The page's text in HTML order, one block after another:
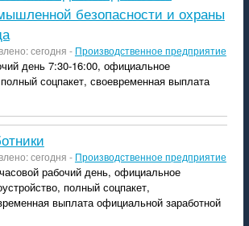
безопасности и охраны
сегодня - Производственное предприятие
день 7:30-16:00, официальное
соцпакет, своевременная выплата
сегодня - Производственное предприятие
рабочий день, официальное
полный соцпакет,
выплата официальной заработной